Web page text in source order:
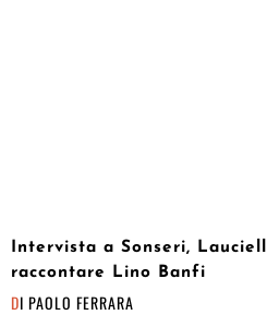
Intervista a Sonseri,
raccontare Lino Banfi
DI PAOLO FERRARA